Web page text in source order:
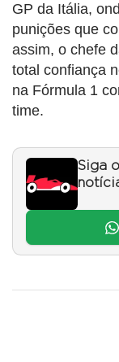
GP da Itália,
punições que
assim, o chefe
total confiança
na Fórmula 1
time.
Siga